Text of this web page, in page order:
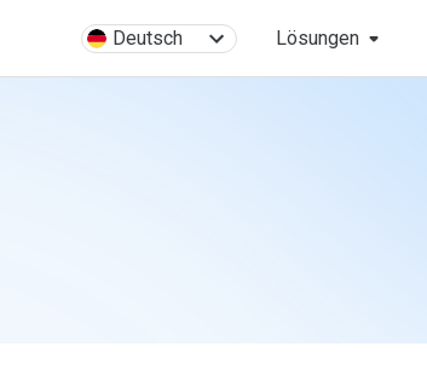
Deutsch Lösungen